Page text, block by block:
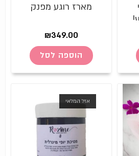
מארז רוגע מפנק
₪349.00
הוספה לסל
אזל המלאי